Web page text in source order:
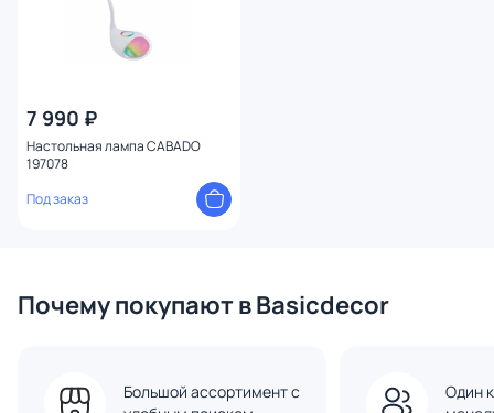
7 990 ₽
Настольная лампа CABADO
197078
Под заказ
Почему покупают в Basicdecor
Большой ассортимент с
Один